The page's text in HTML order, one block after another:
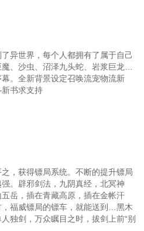
异世界，每个人都拥有了属于自己
、沙虫、沼泽九头蛇、岩浆巨龙…
。全新背景设定召唤流宠物流新
书求支持
，获得镖局系统。不断的提升镖局
。辟邪剑法，九阴真经，北冥神
岳，插在青藏高原，插在金帐汗
福威镖局的镖车，就能送到…黑木
独剑，万众瞩目之时，拔剑上前“别